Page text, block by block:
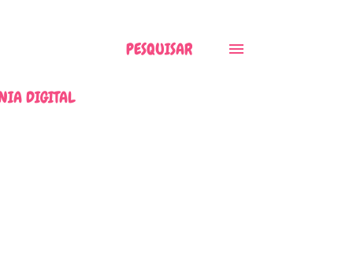
PESQUISAR
DIGITAL